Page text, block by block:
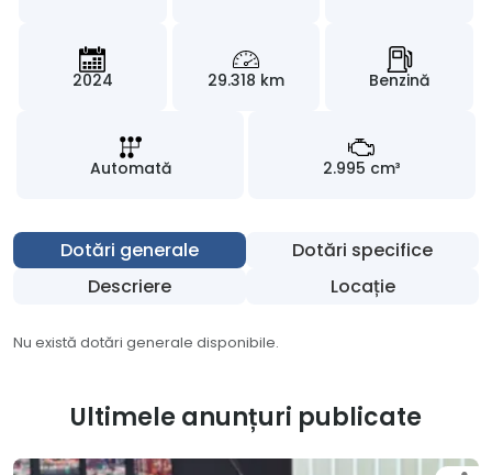
2024 29.318 km Benzină
Automată 2.995 cm³
Dotări generale
Dotări specifice
Descriere
Locație
Nu există dotări generale disponibile.
Ultimele anunțuri publicate